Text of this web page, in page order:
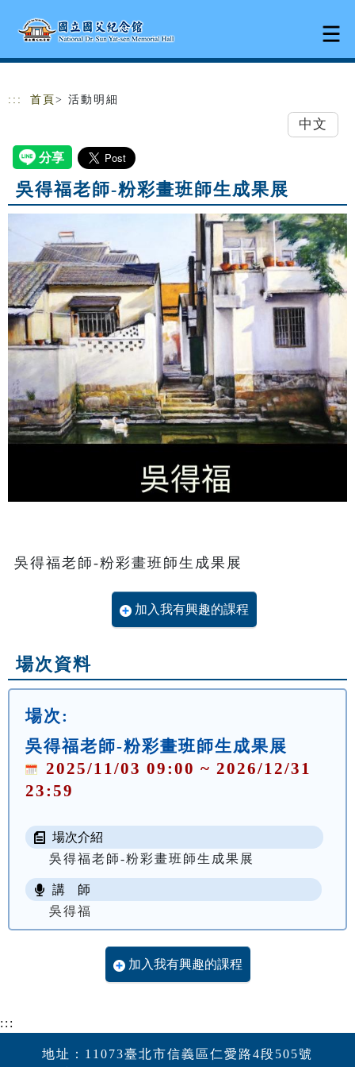
::: 首頁 > 活動明細
中文
吳得福老師-粉彩畫班師生成果展
吳得福老師-粉彩畫班師生成果展
加入我有興趣的課程
場次資料
場次:
吳得福老師-粉彩畫班師生成果展
2025/11/03 09:00 ~ 2026/12/31
23:59
場次介紹
吳得福老師-粉彩畫班師生成果展
講 師
吳得福
加入我有興趣的課程
:::
地址：11073臺北市信義區仁愛路4段505號